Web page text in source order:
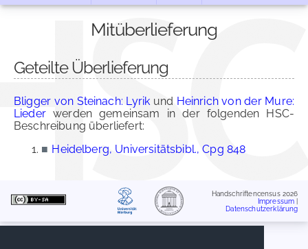
Mitüberlieferung
Geteilte Überlieferung
Bligger von Steinach: Lyrik und Heinrich von der Mure:
Liederwerden gemeinsam in der folgenden HSC-
Beschreibung überliefert:
■ Heidelberg, Universitätsbibl., Cpg 848
Handschriftencensus 2026
Impressum
Datenschutzerklärung